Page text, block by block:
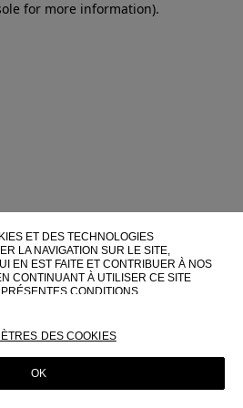
for more information).
ET DES TECHNOLOGIES
LA NAVIGATION SUR LE SITE,
EN EST FAITE ET CONTRIBUER À NOS
CONTINUANT À UTILISER CE SITE
CONDITIONS
SUR CES TECHNOLOGIES ET LEUR
DES COOKIES
OK